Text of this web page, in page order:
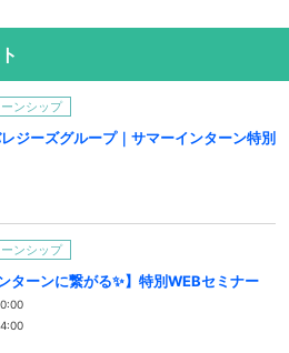
ンシップ
レジーズグループ｜サマーインターン特別
ンシップ
ターンに繋がる✨】特別WEBセミナー